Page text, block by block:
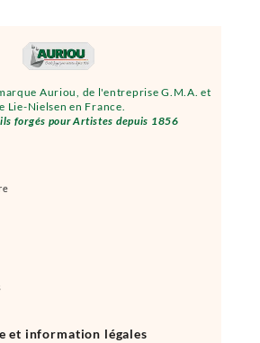
Auriou, de l'entreprise G.M.A. et
Lie-Nielsen en France.
forgés pour Artistes depuis 1856
et information légales